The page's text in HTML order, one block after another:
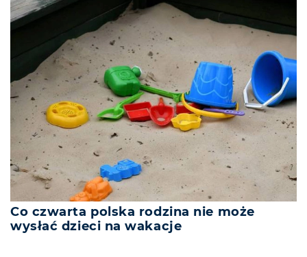
Co czwarta polska rodzina nie może
wysłać dzieci na wakacje